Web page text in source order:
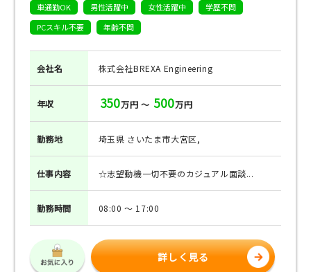
車通勤OK
男性活躍中 女性活躍中
学歴不問
PCスキル不要
年齢不問
会社名 株式会社BREXA Engineering
年収 350万円 ～ 500万円
勤務地 埼玉県 さいたま市大宮区,
仕事内容 ☆志望動機一切不要のカジュアル面談...
勤務時間 08:00 ～ 17:00
詳しく見る